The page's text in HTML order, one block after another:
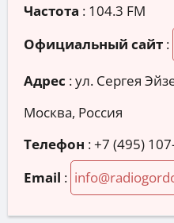
Частота : 104.3 FM
Официальный сайт :
Адрес :ул. Сергея
Москва, Россия
Телефон :+7 (495)
Email :